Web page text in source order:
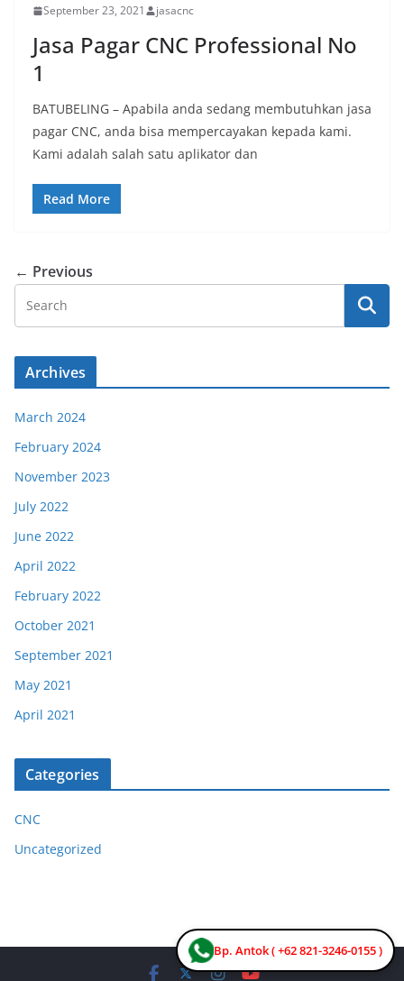
Bp. Antok ( +62 821-3246-0155 )
September 23, 2021 jasacnc
Jasa Pagar CNC Professional No
1
BATUBELING – Apabila anda sedang membutuhkan jasa
pagar CNC, anda bisa mempercayakan kepada kami.
Kami adalah salah satu aplikator dan
Read More
← Previous
Archives
March 2024
February 2024
November 2023
July 2022
June 2022
April 2022
February 2022
October 2021
September 2021
May 2021
April 2021
Categories
CNC
Uncategorized